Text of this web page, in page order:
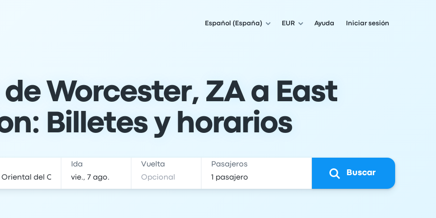
Español (España) EUR Ayuda Iniciar sesión
Worcester, ZA a East
Billetes y horarios
Ida Vuelta Pasajeros
Buscar